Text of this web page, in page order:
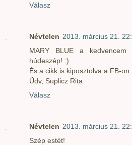
Válasz
Névtelen 2013. március 21.
MARY BLUE a
húdeszép! :)
És a cikk is kiposztolva a FB-
Üdv, Suplicz Rita
Válasz
Névtelen 2013. március 21.
Szép estét!